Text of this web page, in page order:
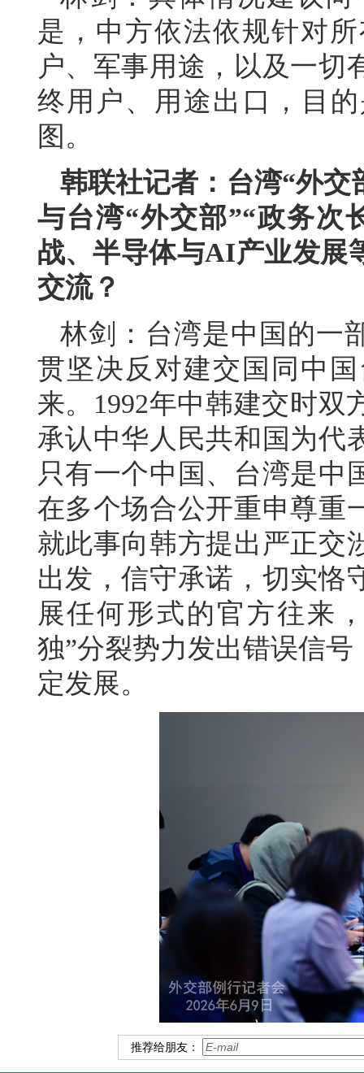
是，中方依法依规针对
户、军事用途，以及一切
终用户、用途出口，目
图。
韩联社记者：台湾“外交
与台湾“外交部”“政务次
战、半导体与AI产业发展
交流？
林剑：台湾是中国的一
贯坚决反对建交国同中
来。1992年中韩建交时双
承认中华人民共和国为代
只有一个中国、台湾是中
在多个场合公开重申尊重
就此事向韩方提出严正交
出发，信守承诺，切实恪
展任何形式的官方往来
独”分裂势力发出错误信
定发展。
推荐给朋友：